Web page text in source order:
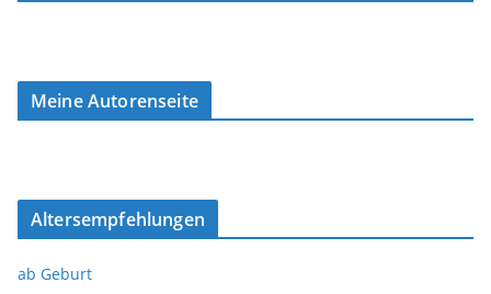
Meine Autorenseite
Altersempfehlungen
ab Geburt